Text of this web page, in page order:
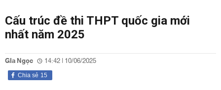
Cấu trúc đề thi THPT quốc gia mới
nhất năm 2025
GIa Ngọc 14:42 | 10/06/2025
15
Chia sẻ